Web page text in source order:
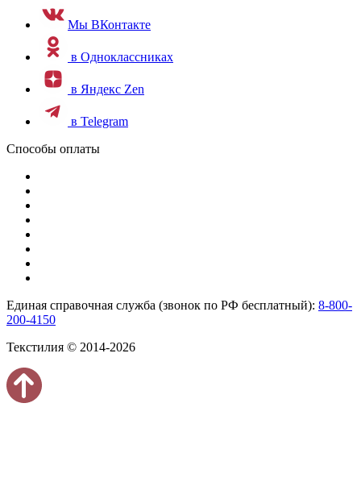
Мы ВКонтакте
в Одноклассниках
в Яндекс Zen
в Telegram
Способы оплаты
Единая справочная служба (звонок по РФ бесплатный): 8-800-
200-4150
Текстилия © 2014-2026